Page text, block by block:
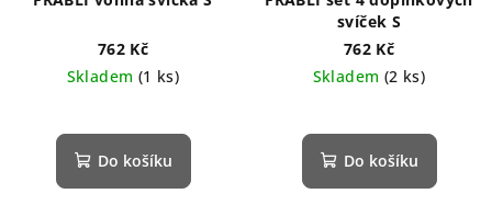
762 Kč
Skladem (1 ks)
Do košíku
svíček S
762 Kč
Skladem (2 ks)
Do košíku